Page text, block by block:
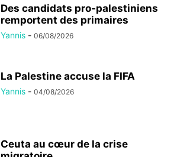
Des candidats pro-palestiniens
remportent des primaires
Yannis - 06/08/2026
La Palestine accuse la FIFA
Yannis - 04/08/2026
Ceuta au cœur de la crise